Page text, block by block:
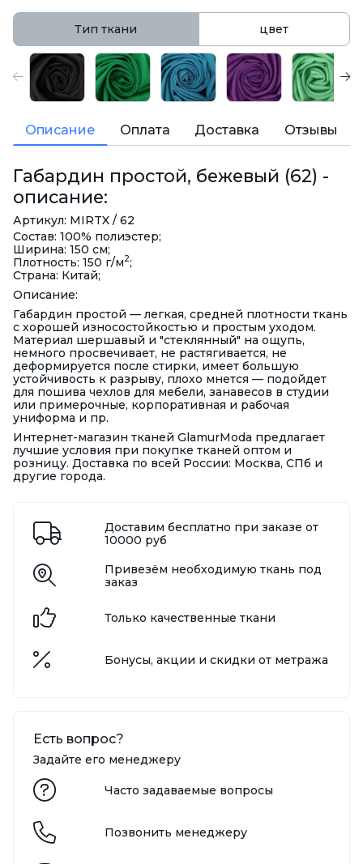
Тип ткани цвет
Описание Оплата Доставка Отзывы
Габардин простой, бежевый (62) -
описание:
Артикул: MIRTX / 62
Состав: 100% полиэстер;
Ширина: 150 см;
Плотность: 150 г/м2;
Страна: Китай;
Описание:
Габардин простой — легкая, средней плотности ткань
с хорошей износостойкостью и простым уходом.
Материал шершавый и "стеклянный" на ощупь,
немного просвечивает, не растягивается, не
деформируется после стирки, имеет большую
устойчивость к разрыву, плохо мнется — подойдет
для пошива чехлов для мебели, занавесов в студии
или примерочные, корпоративная и рабочая
униформа и пр.
Интернет-магазин тканей GlamurModa предлагает
лучшие условия при покупке тканей оптом и
розницу. Доставка по всей России: Москва, СПб и
другие города.
Доставим бесплатно при заказе от
10000 руб
Привезём необходимую ткань под
заказ
Только качественные ткани
Бонусы, акции и скидки от метража
Есть вопрос?
Задайте его менеджеру
Часто задаваемые вопросы
Позвонить менеджеру